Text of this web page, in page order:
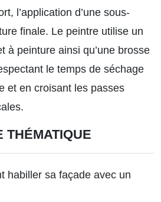
l’application d’une sous-
finale. Le peintre utilise un
à peinture ainsi qu’une brosse
le temps de séchage
et en croisant les passes
THÉMATIQUE
habiller sa façade avec un